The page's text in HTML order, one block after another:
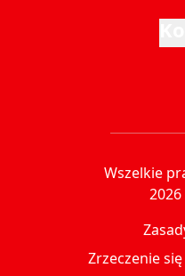
Wszelkie
Zrzeczenie